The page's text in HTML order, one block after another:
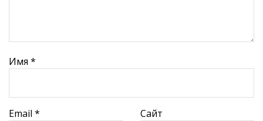
Имя *
Email * Сайт